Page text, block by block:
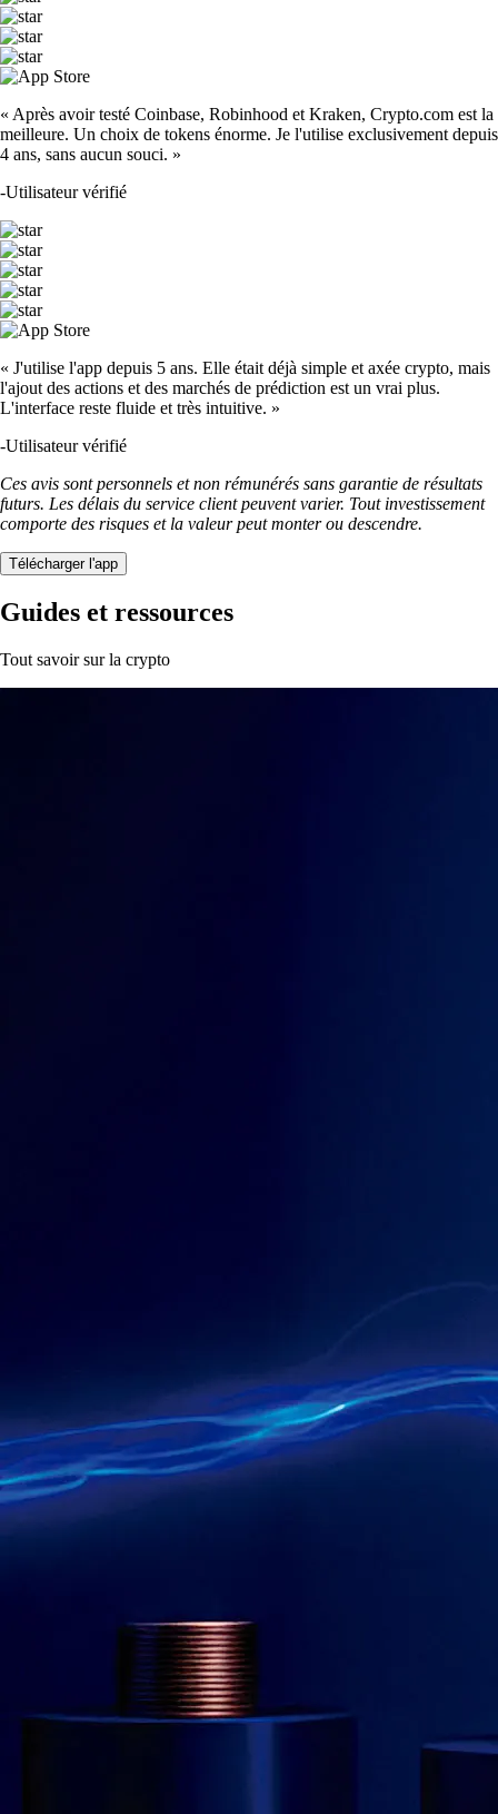
« Après avoir testé Coinbase, Robinhood et Kraken, Crypto.com est la
meilleure. Un choix de tokens énorme. Je l'utilise exclusivement depuis
4 ans, sans aucun souci. »
-Utilisateur vérifié
« J'utilise l'app depuis 5 ans. Elle était déjà simple et axée crypto, mais
l'ajout des actions et des marchés de prédiction est un vrai plus.
L'interface reste fluide et très intuitive. »
-Utilisateur vérifié
Ces avis sont personnels et non rémunérés sans garantie de résultats
futurs. Les délais du service client peuvent varier. Tout investissement
comporte des risques et la valeur peut monter ou descendre.
Télécharger l'app
Guides et ressources
Tout savoir sur la crypto